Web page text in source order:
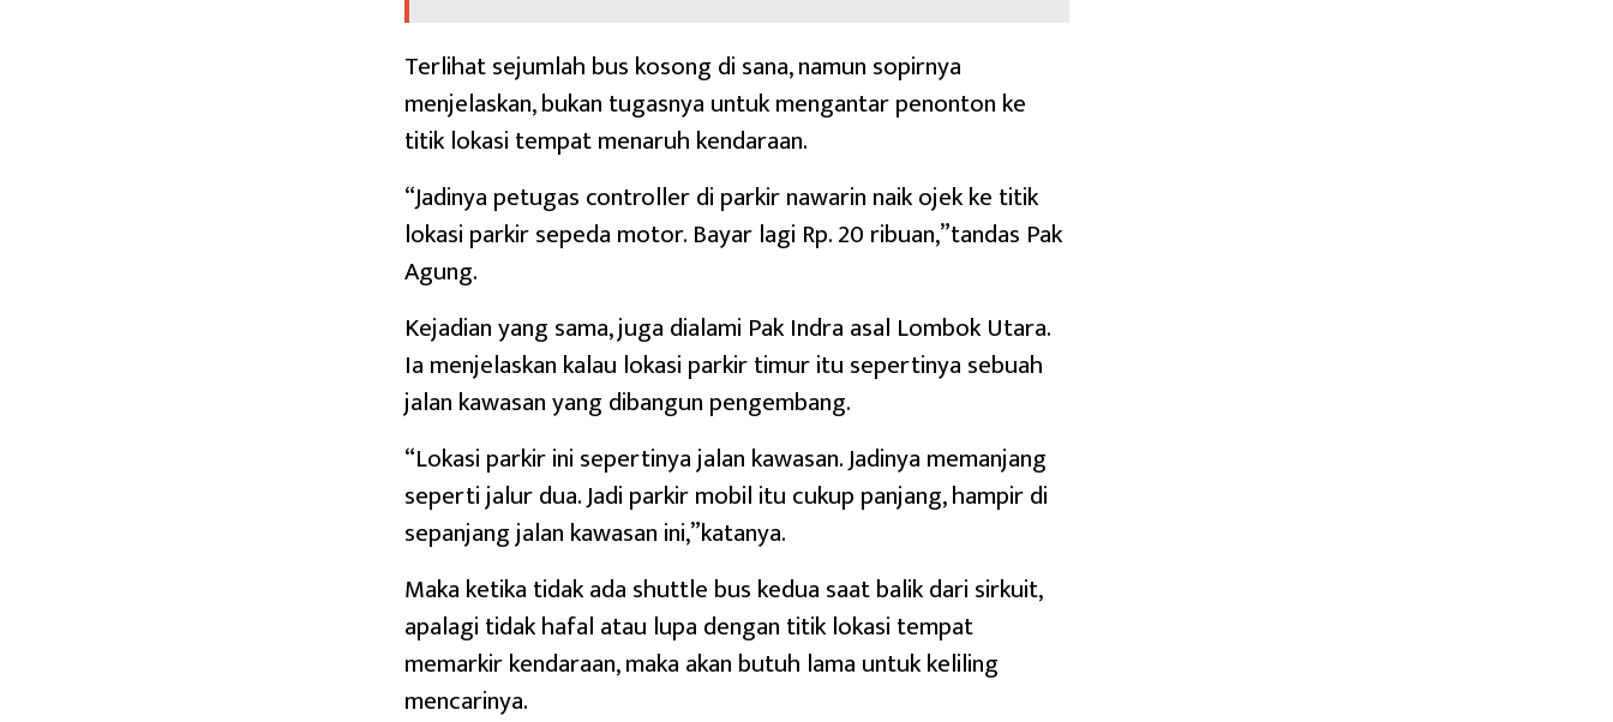
Terlihat sejumlah bus kosong di sana, namun sopirnya
menjelaskan, bukan tugasnya untuk mengantar penonton ke
titik lokasi tempat menaruh kendaraan.
“Jadinya petugas controller di parkir nawarin naik ojek ke titik
lokasi parkir sepeda motor. Bayar lagi Rp. 20 ribuan,”tandas Pak
Agung.
Kejadian yang sama, juga dialami Pak Indra asal Lombok Utara.
Ia menjelaskan kalau lokasi parkir timur itu sepertinya sebuah
jalan kawasan yang dibangun pengembang.
“Lokasi parkir ini sepertinya jalan kawasan. Jadinya memanjang
seperti jalur dua. Jadi parkir mobil itu cukup panjang, hampir di
sepanjang jalan kawasan ini,”katanya.
Maka ketika tidak ada shuttle bus kedua saat balik dari sirkuit,
apalagi tidak hafal atau lupa dengan titik lokasi tempat
memarkir kendaraan, maka akan butuh lama untuk keliling
mencarinya.